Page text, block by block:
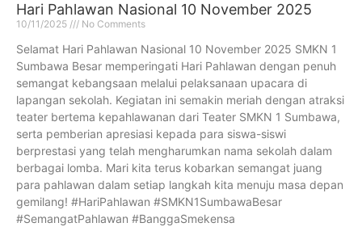
Hari Pahlawan Nasional 10 November 2025
10/11/2025 No Comments
Selamat Hari Pahlawan Nasional 10 November 2025 SMKN 1
Sumbawa Besar memperingati Hari Pahlawan dengan penuh
semangat kebangsaan melalui pelaksanaan upacara di
lapangan sekolah. Kegiatan ini semakin meriah dengan atraksi
teater bertema kepahlawanan dari Teater SMKN 1 Sumbawa,
serta pemberian apresiasi kepada para siswa-siswi
berprestasi yang telah mengharumkan nama sekolah dalam
berbagai lomba. Mari kita terus kobarkan semangat juang
para pahlawan dalam setiap langkah kita menuju masa depan
gemilang! #HariPahlawan #SMKN1SumbawaBesar
#SemangatPahlawan #BanggaSmekensa